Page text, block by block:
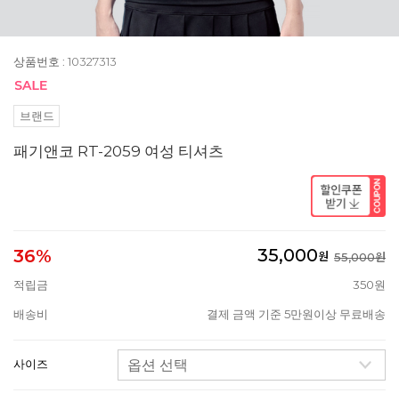
상품번호 : 10327313
브랜드
패기앤코 RT-2059 여성 티셔츠
36% 35,000원 55,000원
적립금
350원
배송비 결제 금액 기준 5만원이상 무료배송
사이즈